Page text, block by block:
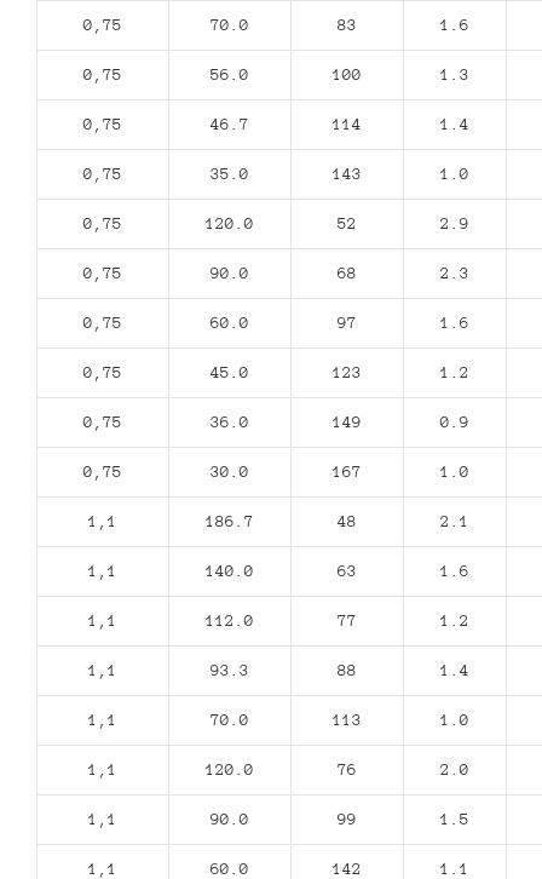
0,75 70.0 83 1.6
0,75 56.0 100 1.3
0,75 46.7 114 1.4
0,75 35.0 143 1.0
0,75 120.0 52 2.9
0,75 90.0 68 2.3
0,75 60.0 97 1.6
0,75 45.0 123 1.2
0,75 36.0 149 0.9
0,75 30.0 167 1.0
1,1 186.7 48 2.1
1,1 140.0 63 1.6
1,1 112.0 77 1.2
1,1 93.3 88 1.4
1,1 70.0 113 1.0
1,1 120.0 76 2.0
1,1 90.0 99 1.5
1,1 60.0 142 1.1